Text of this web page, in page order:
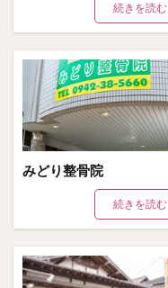
続きを読む
みどり整骨院
続きを読む